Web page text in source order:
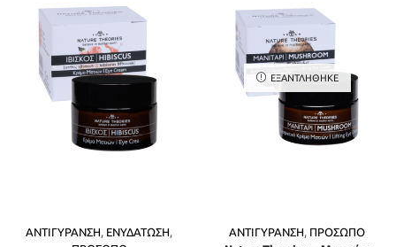
ΑΝΤΙΓΥΡΑΝΣΗ, ΕΝΥΔΑΤΩΣΗ,
ΕΞΑΝΤΛΉΘΗΚΕ
ΑΝΤΙΓΥΡΑΝΣΗ, ΠΡΟΣΩΠΟ